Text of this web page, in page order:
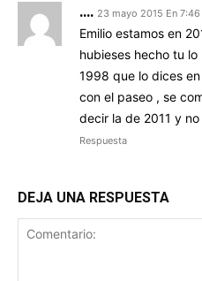
.... 23 mayo 2015 En 7:46
Emilio estamos en
hubieses hecho tu
1998 que lo dices
con el paseo , se
decir la de 2011 y
Respuesta
DEJA UNA RESPUESTA